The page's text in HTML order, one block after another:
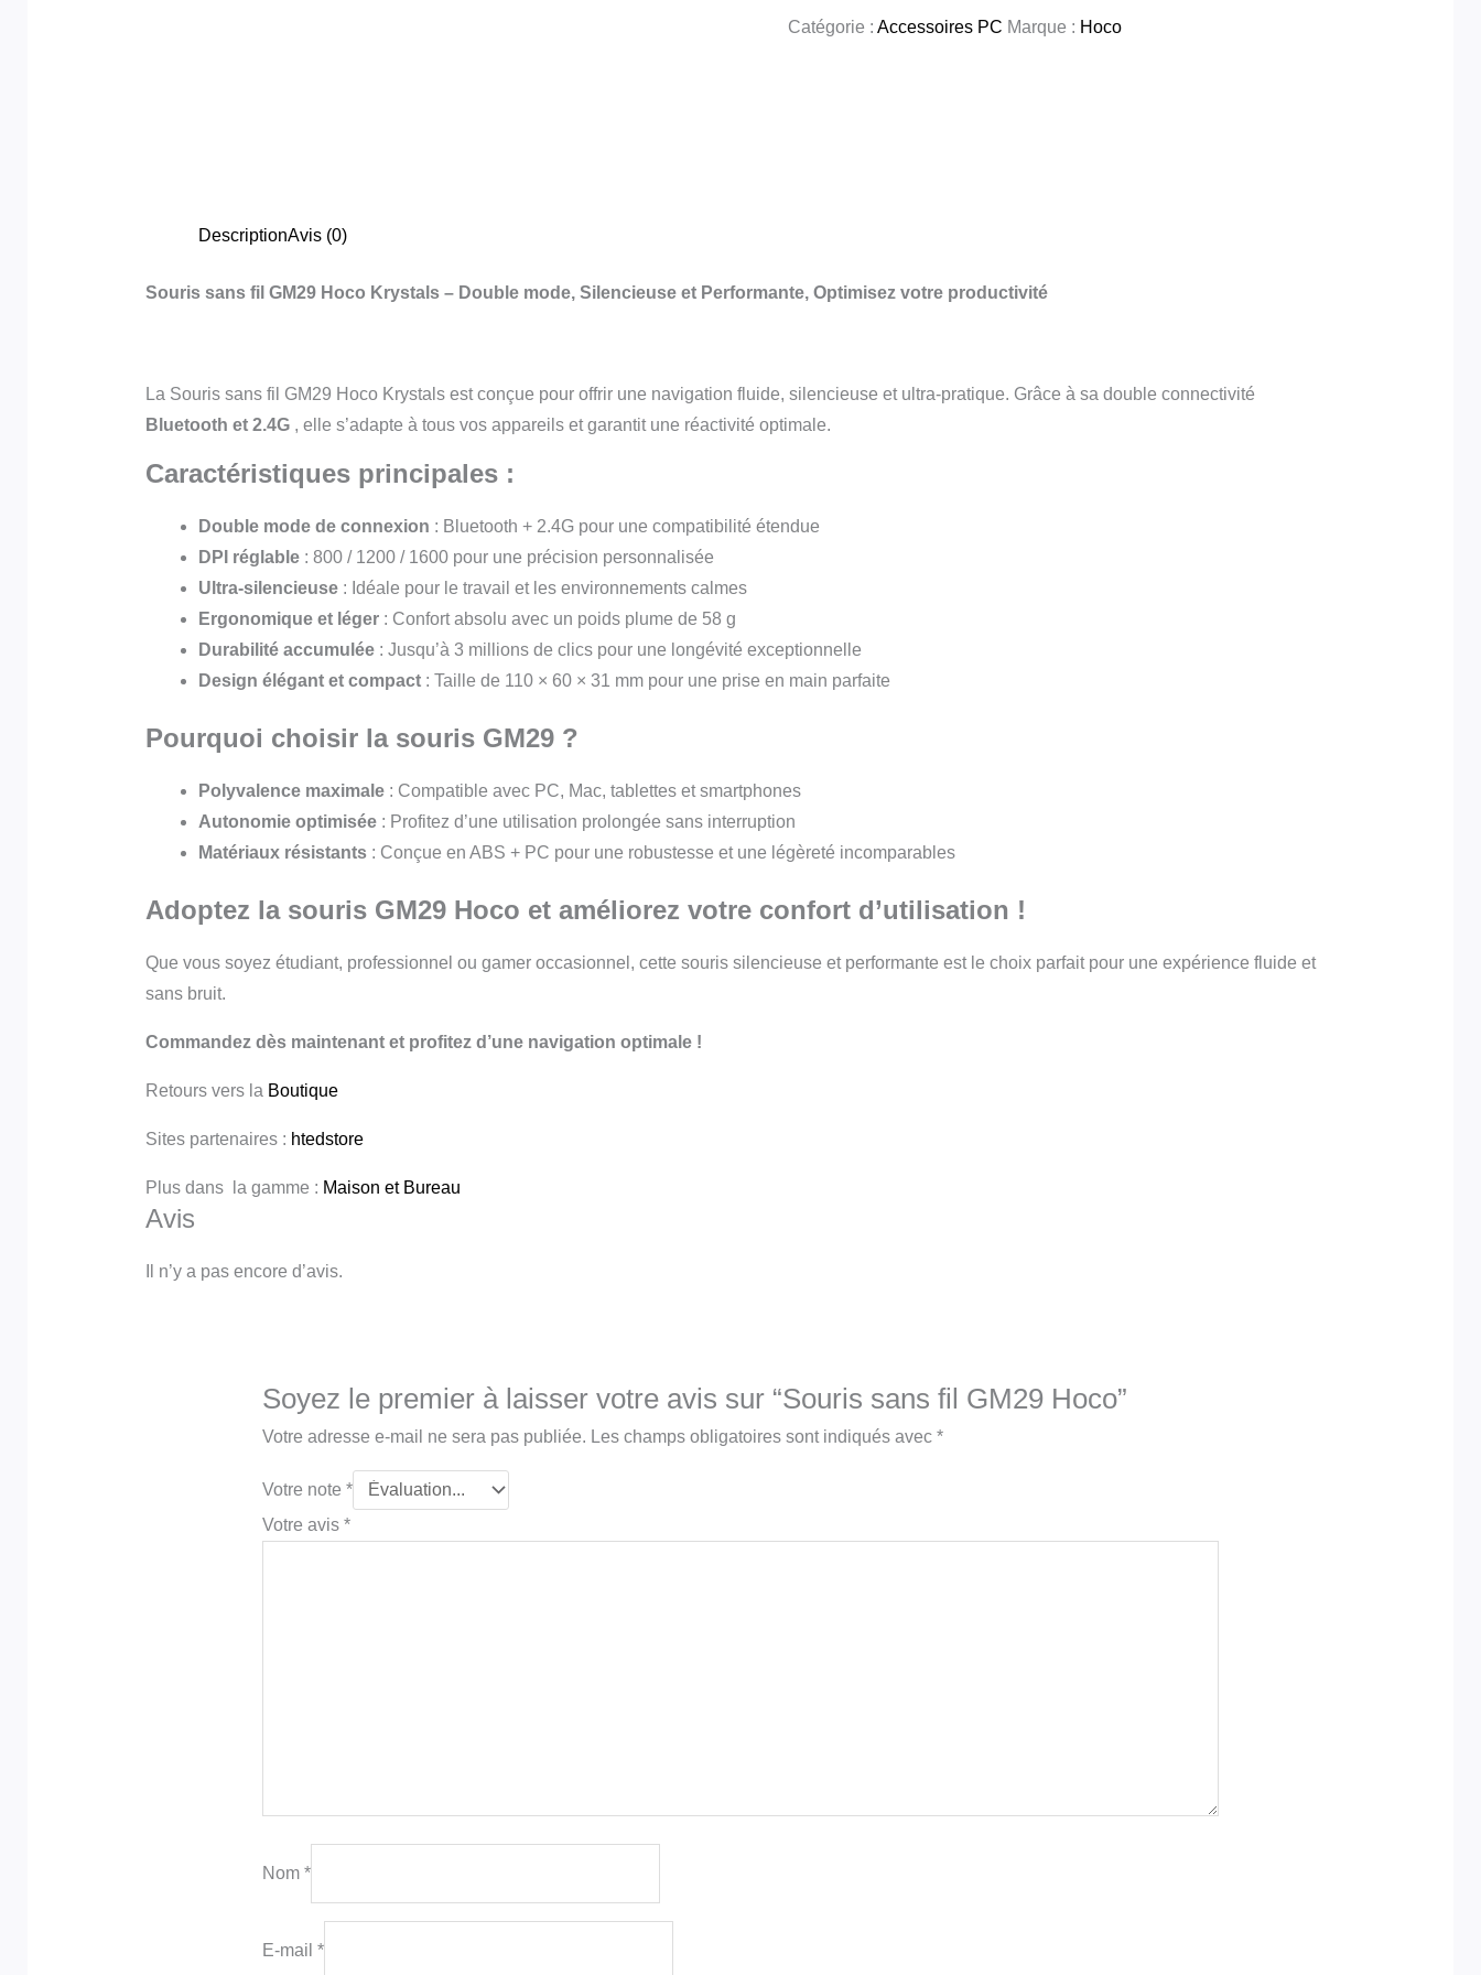
Catégorie :Accessoires PC Marque : Hoco
DescriptionAvis (0)
Souris sans fil GM29 Hoco Krystals – Double mode, Silencieuse et Performante, Optimisez votre productivité
La Souris sans fil GM29 Hoco Krystals est conçue pour offrir une navigation fluide, silencieuse et ultra-pratique. Grâce à sa double connectivité
Bluetooth et 2.4G, elle s’adapte à tous vos appareils et garantit une réactivité optimale.
Caractéristiques principales :
Double mode de connexion : Bluetooth + 2.4G pour une compatibilité étendue
DPI réglable: 800 / 1200 / 1600 pour une précision personnalisée
Ultra-silencieuse: Idéale pour le travail et les environnements calmes
Ergonomique et léger: Confort absolu avec un poids plume de 58 g
Durabilité accumulée: Jusqu’à 3 millions de clics pour une longévité exceptionnelle
Design élégant et compact: Taille de 110 × 60 × 31 mm pour une prise en main parfaite
Pourquoi choisir la souris GM29 ?
Polyvalence maximale: Compatible avec PC, Mac, tablettes et smartphones
Autonomie optimisée: Profitez d’une utilisation prolongée sans interruption
Matériaux résistants: Conçue en ABS + PC pour une robustesse et une légèreté incomparables
Adoptez la souris GM29 Hoco et améliorez votre confort d’utilisation !
Que vous soyez étudiant, professionnel ou gamer occasionnel, cette souris silencieuse et performante est le choix parfait pour une expérience fluide et
sans bruit.
Commandez dès maintenant et profitez d’une navigation optimale !
Retours vers la Boutique
Sites partenaires : htedstore
Plus dans la gamme : Maison et Bureau
Avis
Il n’y a pas encore d’avis.
Soyez le premier à laisser votre avis sur “Souris sans fil GM29 Hoco”
Votre adresse e-mail ne sera pas publiée. Les champs obligatoires sont indiqués avec*
Votre note*
Votre avis*
Nom*
E-mail*